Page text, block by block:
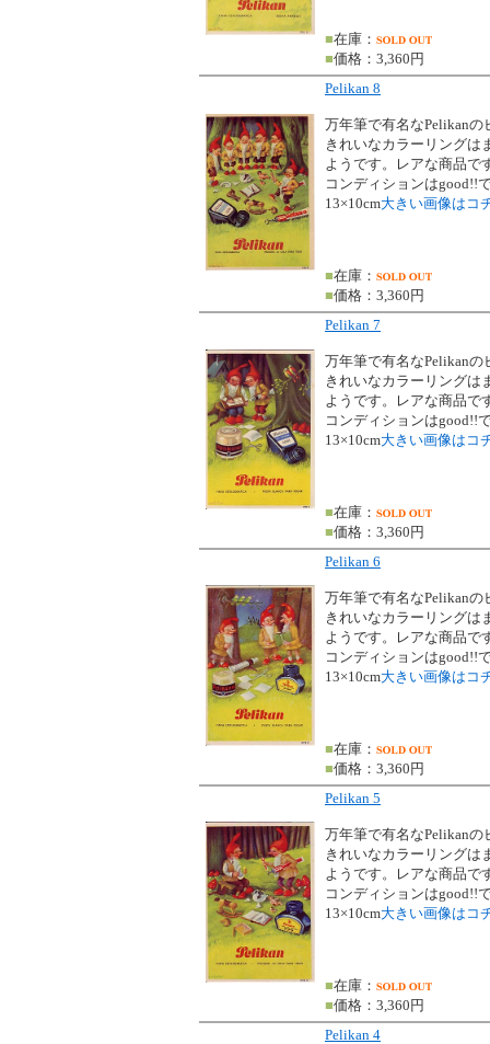
■在庫：
■価格：3,360円
Pelikan 8
万年筆で有名なPelikanの
きれいなカラーリングは
ようです。レアな商品で
コンディションはgood!!
13×10cm大きい画像はコ
■在庫：
■価格：3,360円
Pelikan 7
万年筆で有名なPelikanの
きれいなカラーリングは
ようです。レアな商品で
コンディションはgood!!
13×10cm大きい画像はコ
■在庫：
■価格：3,360円
Pelikan 6
万年筆で有名なPelikanの
きれいなカラーリングは
ようです。レアな商品で
コンディションはgood!!
13×10cm大きい画像はコ
■在庫：
■価格：3,360円
Pelikan 5
万年筆で有名なPelikanの
きれいなカラーリングは
ようです。レアな商品で
コンディションはgood!!
13×10cm大きい画像はコ
■在庫：
■価格：3,360円
Pelikan 4